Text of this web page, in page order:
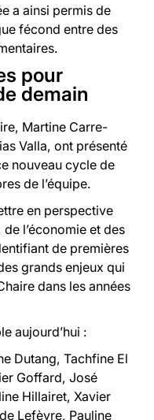
a ainsi permis de
fécond entre des
pour
demain
Martine Carre-
Valla, ont présenté
nouveau cycle de
de l’équipe.
en perspective
l’économie et des
de premières
grands enjeux qui
dans les années
aujourd’hui :
Dutang, Tachfine El
Goffard, José
Hillairet, Xavier
Lefèvre, Pauline